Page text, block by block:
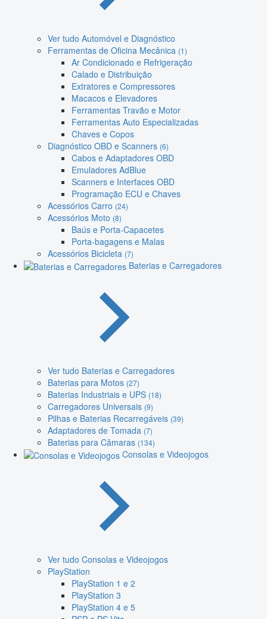
Ver tudo Automóvel e Diagnóstico
Ferramentas de Oficina Mecânica (1)
Ar Condicionado e Refrigeração
Calado e Distribuição
Extratores e Compressores
Macacos e Elevadores
Ferramentas Travão e Motor
Ferramentas Auto Especializadas
Chaves e Copos
Diagnóstico OBD e Scanners (6)
Cabos e Adaptadores OBD
Emuladores AdBlue
Scanners e Interfaces OBD
Programação ECU e Chaves
Acessórios Carro (24)
Acessórios Moto (8)
Baús e Porta-Capacetes
Porta-bagagens e Malas
Acessórios Bicicleta (7)
Baterias e Carregadores
Ver tudo Baterias e Carregadores
Baterias para Motos (27)
Baterias Industriais e UPS (18)
Carregadores Universais (9)
Pilhas e Baterias Recarregáveis (39)
Adaptadores de Tomada (7)
Baterias para Câmaras (134)
Consolas e Videojogos
Ver tudo Consolas e Videojogos
PlayStation
PlayStation 1 e 2
PlayStation 3
PlayStation 4 e 5